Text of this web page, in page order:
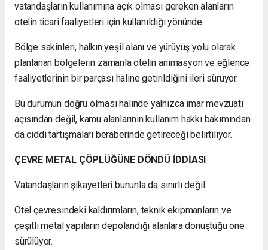
vatandaşların kullanımına açık olması gereken alanların
otelin ticari faaliyetleri için kullanıldığı yönünde.
Bölge sakinleri, halkın yeşil alanı ve yürüyüş yolu olarak
planlanan bölgelerin zamanla otelin animasyon ve eğlence
faaliyetlerinin bir parçası haline getirildiğini ileri sürüyor.
Bu durumun doğru olması halinde yalnızca imar mevzuatı
açısından değil, kamu alanlarının kullanım hakkı bakımından
da ciddi tartışmaları beraberinde getireceği belirtiliyor.
ÇEVRE METAL ÇÖPLÜĞÜNE DÖNDÜ İDDİASI
Vatandaşların şikayetleri bununla da sınırlı değil.
Otel çevresindeki kaldırımların, teknik ekipmanların ve
çeşitli metal yapıların depolandığı alanlara dönüştüğü öne
sürülüyor.